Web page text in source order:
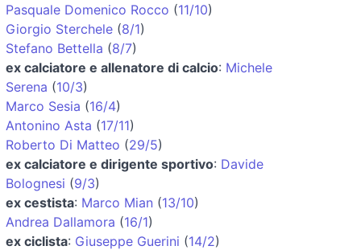
Pasquale Domenico Rocco (11/10)
Giorgio Sterchele (8/1)
Stefano Bettella (8/7)
ex calciatore e allenatore di calcio: Michele
Serena (10/3)
Marco Sesia (16/4)
Antonino Asta (17/11)
Roberto Di Matteo (29/5)
ex calciatore e dirigente sportivo: Davide
Bolognesi (9/3)
ex cestista: Marco Mian (13/10)
Andrea Dallamora (16/1)
ex ciclista: Giuseppe Guerini (14/2)